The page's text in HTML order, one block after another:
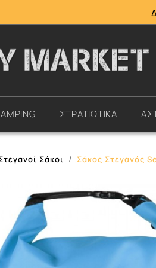
ΣΤΡΑΤΙΩΤΙΚΑ
Σάκοι Σάκος Στεγανός